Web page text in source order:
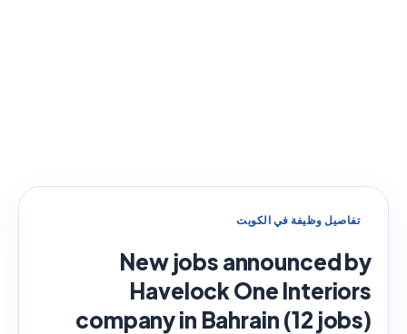
تفاصيل وظيفة في الكويت
New jobs announced by
Havelock One Interiors
company in Bahrain (12 jobs)